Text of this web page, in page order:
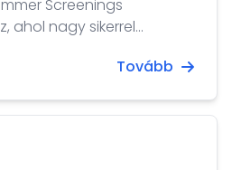
Screenings
ahol nagy sikerrel
egyaránt reflektáló
Tovább